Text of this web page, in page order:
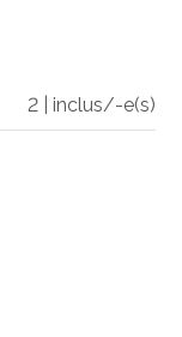
2 | inclus/-e(s)